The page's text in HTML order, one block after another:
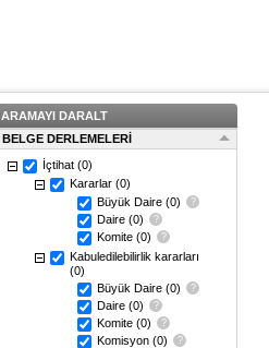
ARAMAYI DARALT
BELGE DERLEMELERİ
İçtihat (0)
Kararlar (0)
Büyük Daire (0)
Daire (0)
Komite (0)
Kabuledilebilirlik kararları
(0)
Büyük Daire (0)
Daire (0)
Komite (0)
Komisyon (0)